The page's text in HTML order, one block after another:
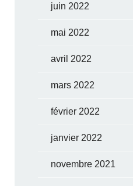
juin 2022
mai 2022
avril 2022
mars 2022
février 2022
janvier 2022
novembre 2021